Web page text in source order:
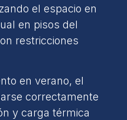
el espacio en
en pisos del
restricciones
en verano, el
correctamente
y carga térmica